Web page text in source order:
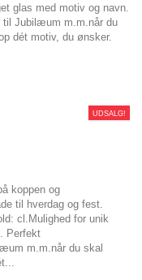
glas med motiv og navn.
til Jubilæum m.m.når du
dét motiv, du ønsker.
UDSALG!
koppen og
til hverdag og fest.
cl.Mulighed for unik
Perfekt
m.m.når du skal